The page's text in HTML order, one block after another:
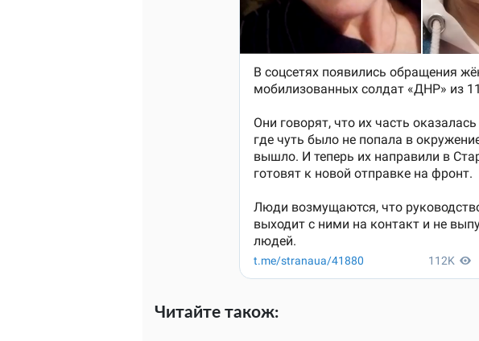
Читайте також: